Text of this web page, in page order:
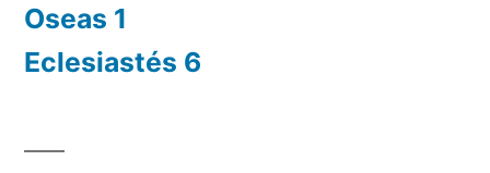
Oseas 1
Eclesiastés 6